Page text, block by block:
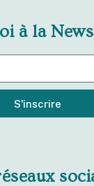
à la
S'inscrire